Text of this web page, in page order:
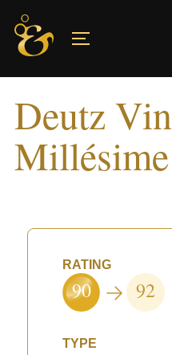
Skip
content
Deutz
RATING
90 92
TYPE